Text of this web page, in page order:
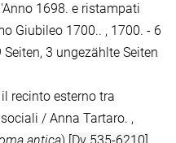
1698. e ristampati
Giubileo 1700.. , 1700. - 6
3 ungezählte Seiten
il recinto esterno tra
/ Anna Tartaro. ,